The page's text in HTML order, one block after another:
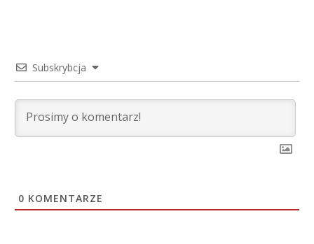
Subskrybcja
0 KOMENTARZE